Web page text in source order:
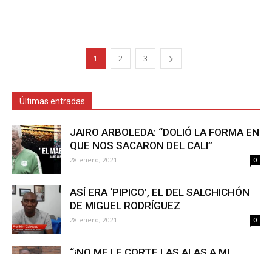
1 2 3
Últimas entradas
JAIRO ARBOLEDA: “DOLIÓ LA FORMA EN
QUE NOS SACARON DEL CALI”
28 enero, 2021 0
ASÍ ERA ‘PIPICO’, EL DEL SALCHICHÓN
DE MIGUEL RODRÍGUEZ
28 enero, 2021 0